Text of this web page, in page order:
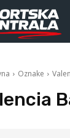
Oznake